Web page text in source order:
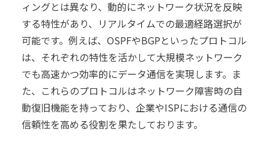
ィングとは異なり、動的にネットワーク状況を反映
する特性があり、リアルタイムでの最適経路選択が
可能です。例えば、OSPFやBGPといったプロトコル
は、それぞれの特性を活かして大規模ネットワーク
でも高速かつ効率的にデータ通信を実現します。ま
た、これらのプロトコルはネットワーク障害時の自
動復旧機能を持っており、企業やISPにおける通信の
信頼性を高める役割を果たしております。